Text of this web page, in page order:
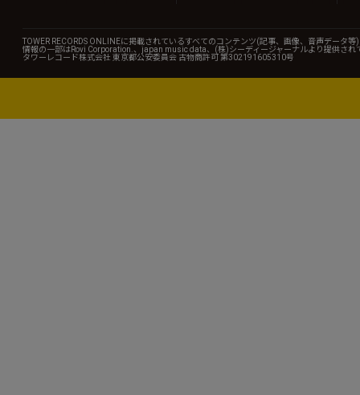
TOWER RECORDS ONLINEに掲載されているすべてのコンテンツ(記事、画像、音声データ
情報の一部はRovi Corporation.、japan music data、(株)シーディージャーナルより提供され
タワーレコード株式会社 東京都公安委員会 古物商許可 第302191605310号